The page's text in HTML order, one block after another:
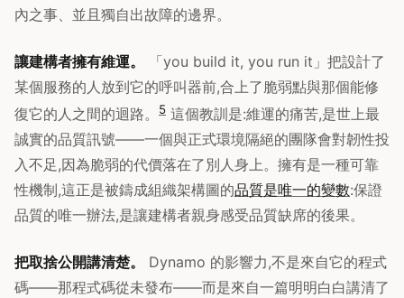
內之事、並且獨自出故障的邊界。
讓建構者擁有維運。
「you build it, you run it」把設計了
某個服務的人放到它的呼叫器前,合上了脆弱點與那個能修
復它的人之間的迴路。
5 這個教訓是:維運的痛苦,是世上最
誠實的品質訊號——一個與正式環境隔絕的團隊會對韌性投
入不足,因為脆弱的代價落在了別人身上。擁有是一種可靠
性機制,這正是被鑄成組織架構圖的品質是唯一的變數:保證
品質的唯一辦法,是讓建構者親身感受品質缺席的後果。
把取捨公開講清楚。
Dynamo 的影響力,不是來自它的程式
碼——那程式碼從未發布——而是來自一篇明明白白講清了